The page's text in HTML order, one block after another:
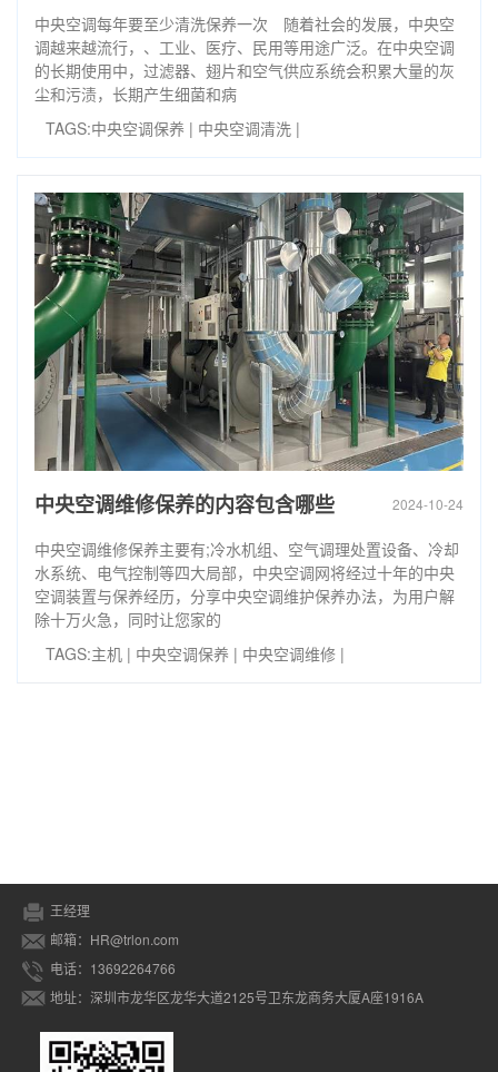
中央空调每年要至少清洗保养一次 随着社会的发展，中央空
调越来越流行，、工业、医疗、民用等用途广泛。在中央空调
的长期使用中，过滤器、翅片和空气供应系统会积累大量的灰
尘和污渍，长期产生细菌和病
TAGS:中央空调保养 | 中央空调清洗 |
中央空调维修保养的内容包含哪些 2024-10-24
中央空调维修保养主要有;冷水机组、空气调理处置设备、冷却
水系统、电气控制等四大局部，中央空调网将经过十年的中央
空调装置与保养经历，分享中央空调维护保养办法，为用户解
除十万火急，同时让您家的
TAGS:主机 | 中央空调保养 | 中央空调维修 |
王经理
邮箱：HR@trlon.com
电话：13692264766
地址：深圳市龙华区龙华大道2125号卫东龙商务大厦A座1916A